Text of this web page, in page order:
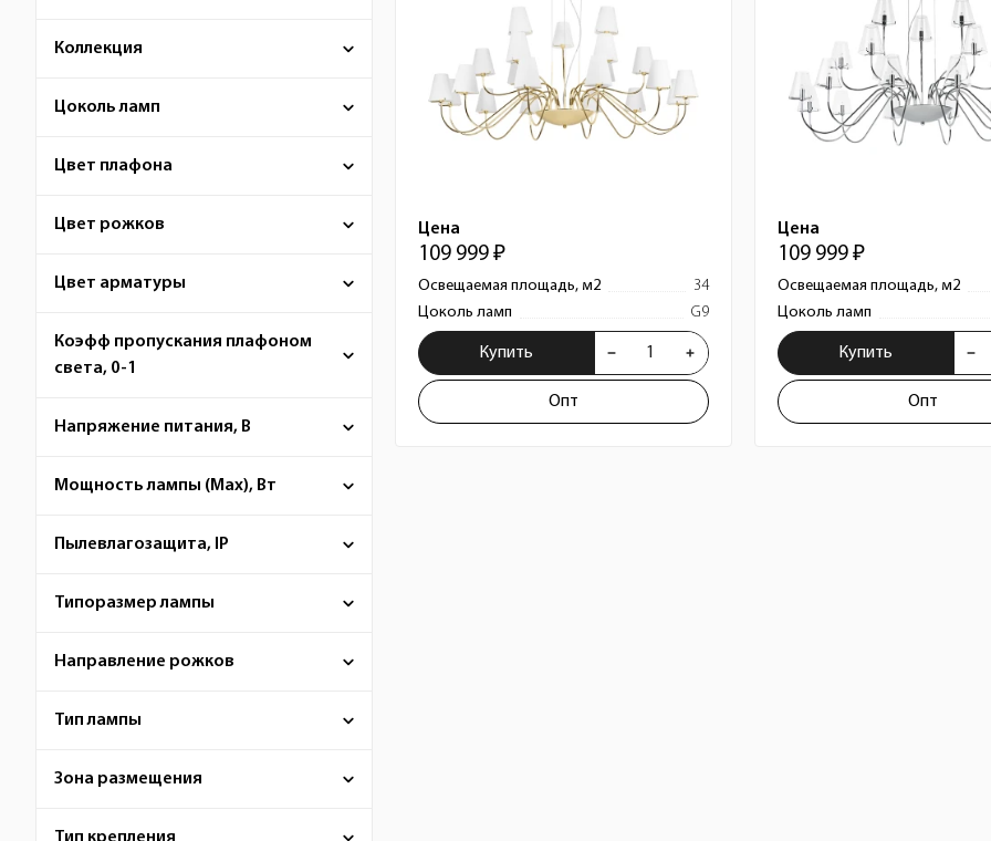
Коллекция
Цоколь ламп
Цвет плафона
Цвет рожков
Цвет арматуры
Коэфф пропускания плафоном
света, 0-1
Напряжение питания, В
Мощность лампы (Max), Вт
Пылевлагозащита, IP
Типоразмер лампы
Направление рожков
Тип лампы
Зона размещения
Тип крепления
Цена
109 999 ₽
Освещаемая площадь, м2
34
Цоколь ламп
G9
Купить
Опт
Цена
109 999 ₽
Освещаемая площадь, м2
Цоколь ламп
Купить
Опт